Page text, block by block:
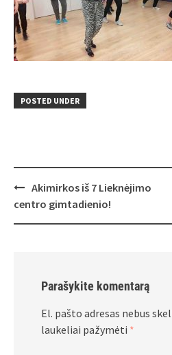
POSTED UNDER
Post
navigation
Akimirkos iš 7 Lieknėjimo
centro gimtadienio!
Parašykite komentarą
El. pašto adresas nebus
laukeliai pažymėti *